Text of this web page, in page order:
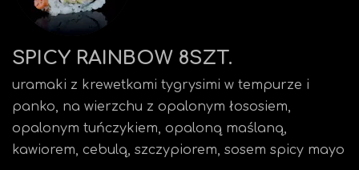
SPICY RAINBOW 8SZT.
uramaki z krewetkami tygrysimi w tempurze i
panko, na wierzchu z opalonym łososiem,
opalonym tuńczykiem, opaloną maślaną,
kawiorem, cebulą, szczypiorem, sosem spicy mayo